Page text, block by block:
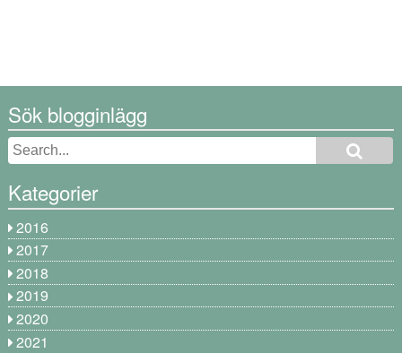
Sök blogginlägg
Kategorier
2016
2017
2018
2019
2020
2021